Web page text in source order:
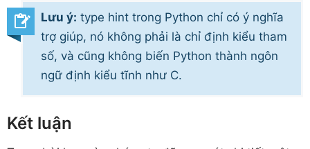
Lưu ý: type hint trong Python chỉ có ý nghĩa
trợ giúp, nó không phải là chỉ định kiểu tham
số, và cũng không biến Python thành ngôn
ngữ định kiểu tĩnh như C.
Kết luận